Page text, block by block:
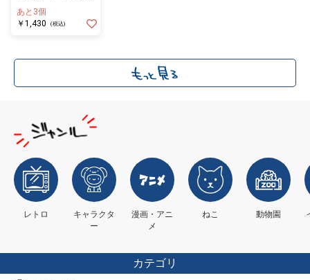
（一点の価格です）
あと3個
￥1,430
(税込)
レトロ
キャラクタ
ー
漫画・アニ
メ
ねこ 動物園
カテゴリ